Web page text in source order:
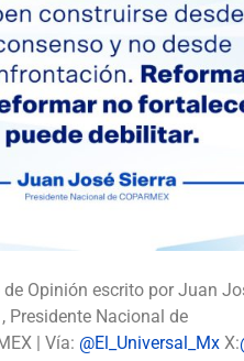
Opinión escrito por Juan
Presidente Nacional de
| Vía: @El_Universal_Mx X: